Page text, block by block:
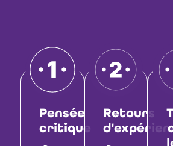
Pensée
critique
Retours